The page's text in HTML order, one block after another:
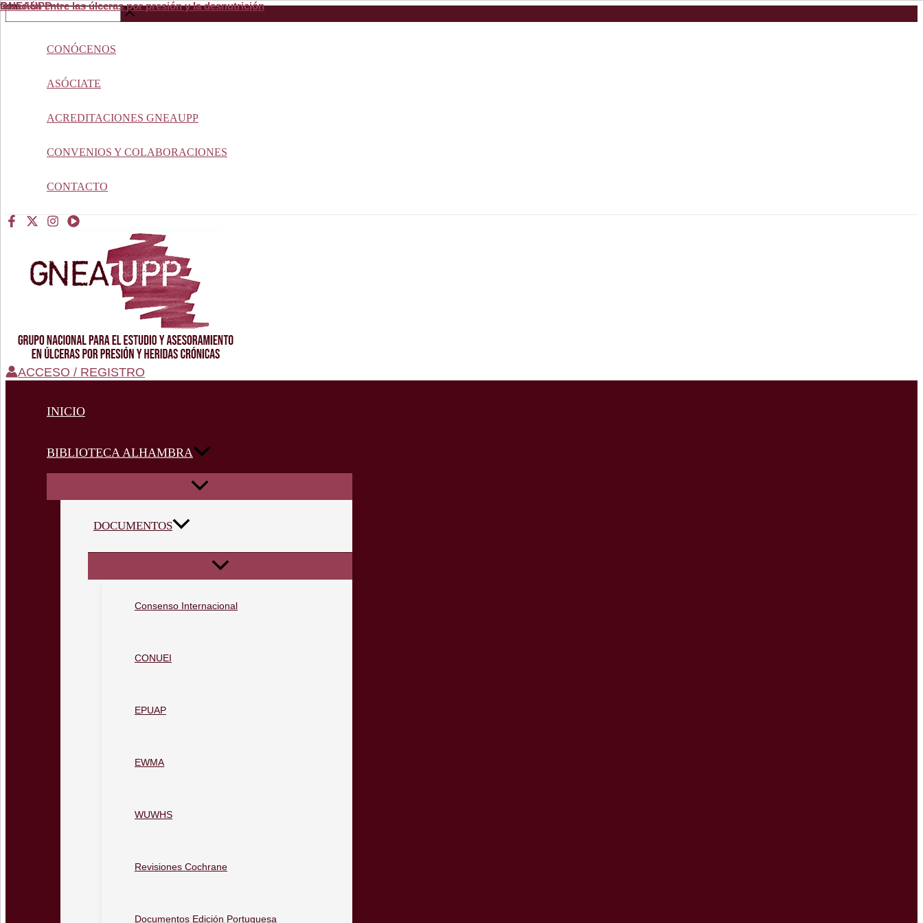
Ir
al
Buscar
…
CONÓCENOS
ASÓCIATE
ACREDITACIONES GNEAUPP
CONVENIOS Y COLABORACIONES
CONTACTO
ACCESO / REGISTRO
INICIO
BIBLIOTECA ALHAMBRA
DOCUMENTOS
Consenso Internacional
CONUEI
EPUAP
EWMA
WUWHS
Revisiones Cochrane
Documentos Edición Portuguesa
Relación entre las úlceras por presión y la desnutrición
from
GNEAUPP.